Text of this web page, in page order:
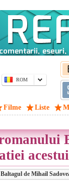
ROM
Filme Liste
de Mihail